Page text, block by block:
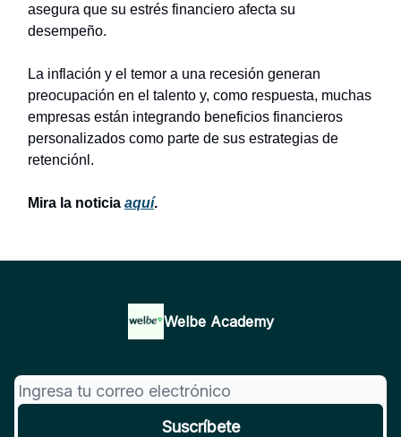
asegura que su estrés financiero afecta su
desempeño.
La inflación y el temor a una recesión generan
preocupación en el talento y, como respuesta, muchas
empresas están integrando beneficios financieros
personalizados como parte de sus estrategias de
retenciónl.
Mira la noticia aquí.
Welbe Academy